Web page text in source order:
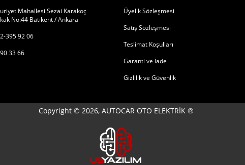
Mahallesi Sezai Karakoç
No:44 Batıkent / Ankara
395 92 06
33 66
Üyelik Sözleşmesi
Satış Sözleşmesi
Teslimat Koşulları
Garanti ve İade
Gizlilik ve Güvenlik
Copyright © 2026, AUTOCAR OTO ELEKTRİK ®